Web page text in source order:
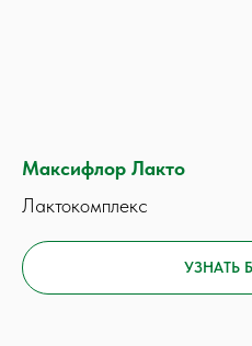
Максифлор Лакто
Лактокомплекс
УЗНАТЬ